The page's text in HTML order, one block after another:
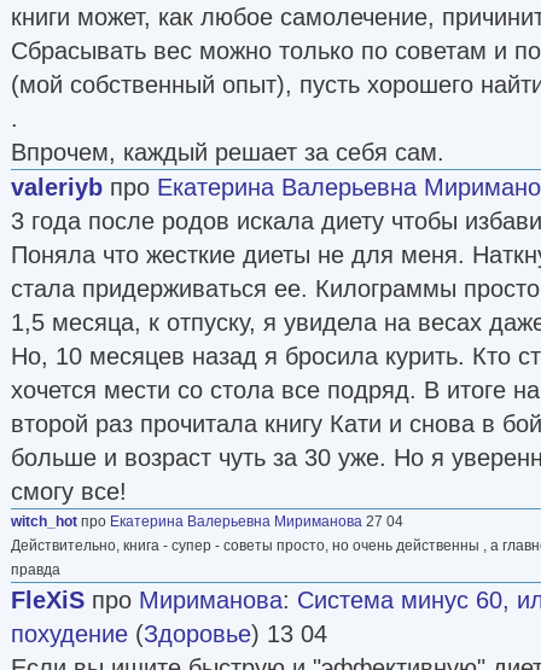
книги может, как любое самолечение,
Сбрасывать вес можно только по советам и
(мой собственный опыт), пусть хорошего
.
Впрочем, каждый решает за себя сам.
valeriyb про Екатерина Валерьевна
3 года после родов искала диету чтобы
Поняла что жесткие диеты не для меня.
стала придерживаться ее. Килограммы
1,5 месяца, к отпуску, я увидела на весах
Но, 10 месяцев назад я бросила курить. Кто
хочется мести со стола все подряд. В итоге
второй раз прочитала книгу Кати и снова в
больше и возраст чуть за 30 уже. Но я
смогу все!
witch_hot про Екатерина Валерьевна Мириманова 27 04
Действительно, книга - супер - советы просто, но очень действенны , а
правда
FleXiS про Мириманова: Система минус 60,
похудение (Здоровье) 13 04